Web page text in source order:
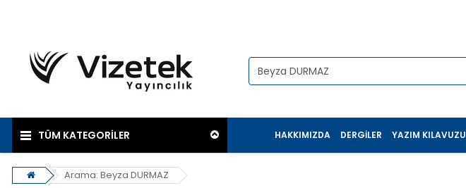
TÜM KATEGORİLER YAZIM KILAVUZU
DERGILER
HAKKIMIZDA
Arama: Beyza DURMAZ